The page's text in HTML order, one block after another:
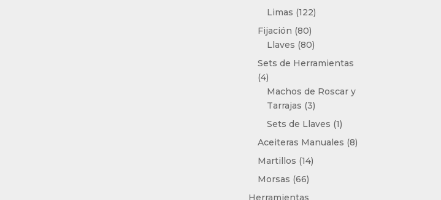
Limas 122122
Fijación 8080
productos
Llaves 8080
productos
Sets de Herramientas
44
productos
Machos de Roscar y
Tarrajas 33
productos
Sets de Llaves 11
producto
Aceiteras Manuales 88
Martillos 1414
Morsas 6666
Herramientas